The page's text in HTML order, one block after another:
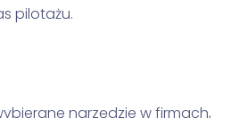
pilotażu.
narzędzie w firmach,